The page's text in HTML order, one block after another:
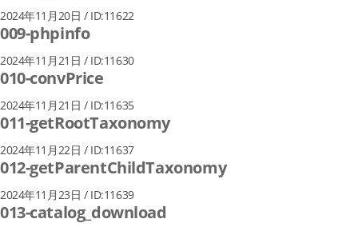
2024年11月20日 / ID:11622
009-phpinfo
2024年11月21日 / ID:11630
010-convPrice
2024年11月21日 / ID:11635
011-getRootTaxonomy
2024年11月22日 / ID:11637
012-getParentChildTaxonomy
2024年11月23日 / ID:11639
013-catalog_download